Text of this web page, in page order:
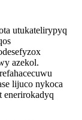
utukatelirypyq
azekol.
lijuco nykoca